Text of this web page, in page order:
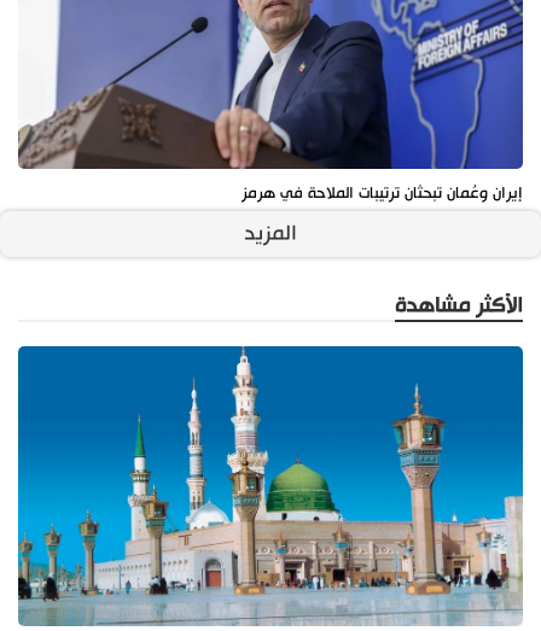
إيران وعُمان تبحثان ترتيبات الملاحة في هرمز
المزيد
الأكثر مشاهدة